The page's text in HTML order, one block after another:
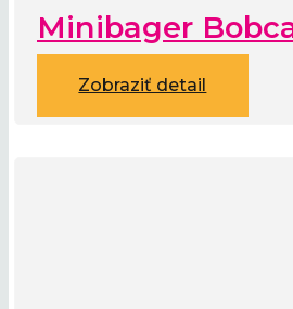
Minibager
Zobraziť detail